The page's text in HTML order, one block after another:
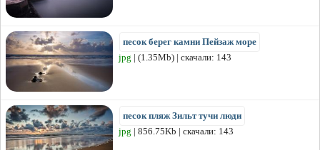
песок берег камни Пейзаж море
jpg | (1.35Mb) | скачали: 143
песок пляж Зильт тучи люди
jpg | 856.75Kb | скачали: 143